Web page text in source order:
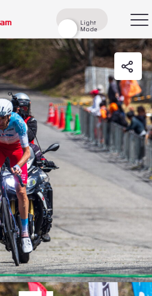
Light
Mode
Light
Mode
検索
Races
Rider
History
Shop